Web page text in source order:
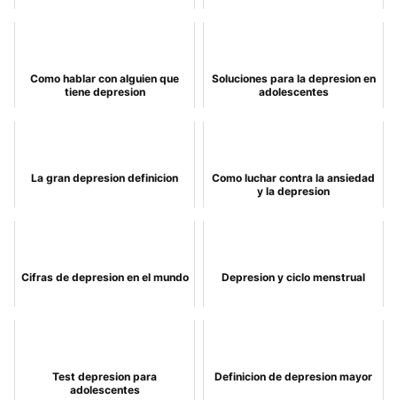
Como hablar con alguien que
tiene depresion
Soluciones para la depresion en
adolescentes
La gran depresion definicion
Como luchar contra la ansiedad
y la depresion
Cifras de depresion en el mundo Depresion y ciclo menstrual
Test depresion para
adolescentes
Definicion de depresion mayor